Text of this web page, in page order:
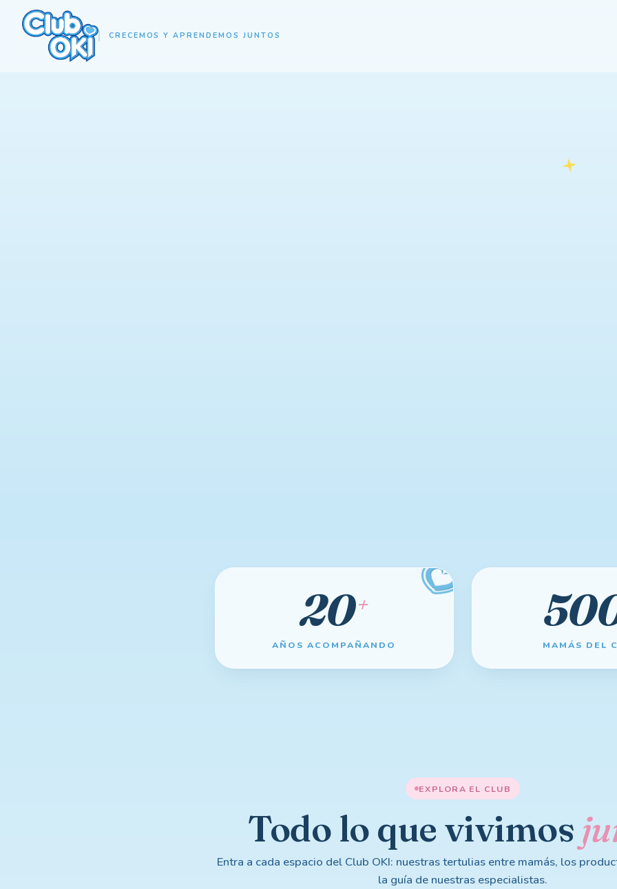
CRECEMOS Y APRENDEMOS JUNTOS
20+
AÑOS ACOMPAÑANDO MAMÁS DEL
EXPLORA EL CLUB
Todo lo que vivimos
Entra a cada espacio del Club OKI: nuestras tertulias entre mamás, los
la guía de nuestras especialistas.